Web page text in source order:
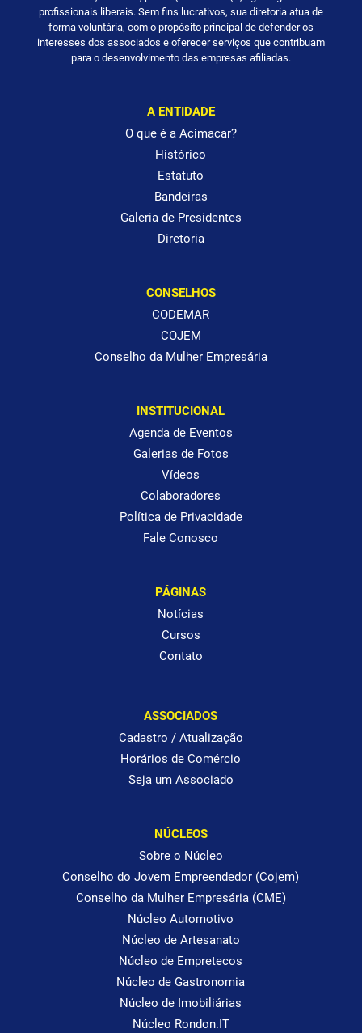
profissionais liberais. Sem fins lucrativos, sua diretoria atua de
forma voluntária, com o propósito principal de defender os
interesses dos associados e oferecer serviços que contribuam
para o desenvolvimento das empresas afiliadas.
A ENTIDADE
O que é a Acimacar?
Histórico
Estatuto
Bandeiras
Galeria de Presidentes
Diretoria
CONSELHOS
CODEMAR
COJEM
Conselho da Mulher Empresária
INSTITUCIONAL
Agenda de Eventos
Galerias de Fotos
Vídeos
Colaboradores
Política de Privacidade
Fale Conosco
PÁGINAS
Notícias
Cursos
Contato
ASSOCIADOS
Cadastro / Atualização
Horários de Comércio
Seja um Associado
NÚCLEOS
Sobre o Núcleo
Conselho do Jovem Empreendedor (Cojem)
Conselho da Mulher Empresária (CME)
Núcleo Automotivo
Núcleo de Artesanato
Núcleo de Empretecos
Núcleo de Gastronomia
Núcleo de Imobiliárias
Núcleo Rondon.IT